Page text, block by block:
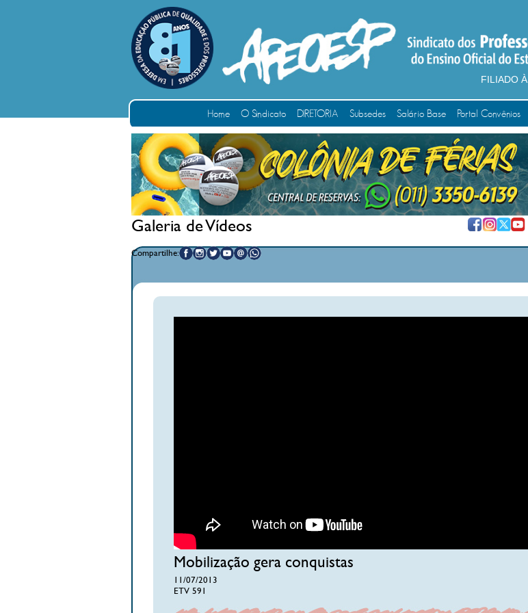
FILIADO À
Home O Sindicato DIRETORIA Subsedes Salário Base Portal Convênios
Galeria de Vídeos
Compartilhe:
Mobilização gera conquistas
11/07/2013
ETV 591